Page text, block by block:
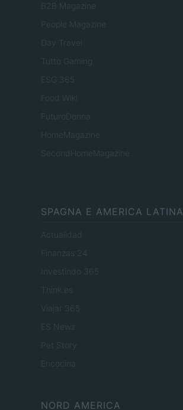
B2B Magazine
People Magazine
Day Travel
Tutto Gaming
ESG 365
Food Wiki
FuturoDonna
HomeMagazine
SecondHomeMagazine
SPAGNA E AMERICA LATINA
Actualidad
Finanzas 24
Investindo 365
Think.es
Viajar 365
ES Newz
Pet Story
Encocina
NORD AMERICA